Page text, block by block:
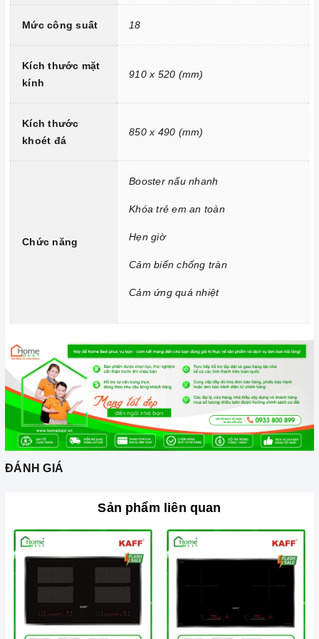
nhanh chóng trên các vùng nấu.
Chức năng Khóa trẻ em:
ngợm bấm lung tung làm thay đổi chương trình nấu gây nguy
hiểm.
Chức năng Hẹn giờ nấu:
gian, an toàn trong quá trình nấu mà món ăn vẫn đảm bảo
được nấu chín, giữ được hương vị và thành phần dinh dưỡng
Chức năng Cảm biến chống tràn:Nếu nước hoặc thức ăn
bị tràn ra mặt bếp, cảm ứng sẽ phát ra tiếng bíp và tự động
tắt để đảm bảo an toàn cho người dùng và giữ cho bếp sạch
sẽ hơn.
Chức năng Cảm ứng quá nhiệt:
Khi nhiệt độ quá cao hơn
mức cho phép thì bếp từ sẽ tự động ngắt và cảnh báo cho
người dùng mã lỗi E1 trên bảng điều khiển.
2. Một số lưu ý khi sử dụng sản phẩm
Lưu ý khi chọn nồi nấu
Lưu ý những chất liệu sau sẽ phù hợp với mặt bếp từ: sắt,
thép không gỉ, gang, gang tráng men hoặc các vật liệu từ
tính.
Các vật liệu không hoạt động trên mặt bếp từ: thủy tinh,
đồng, nhôm, trừ khi đáy nồi có đặc tính từ tính (hút được
nam châm).
rãnh hoặc nồi đáy lõm.
Không sử dụng dụng cụ nấu ăn mỏng hoặc chất lượng thấp,
vì sẽ tạo ra rất nhiều tiếng ồn trong khi nấu, đồng thời dễ ảnh
hưởng không tốt đến bếp từ.
Nên chọn nồi có đường kính đáy phù hợp với vùng nấu,
không nhỏ quá cũng không to quá vì dễ gây ra sự cố không
Mức công suất 18
Kích thước mặt
kính
910 x 520 (mm)
Kích thước
khoét đá
850 x 490 (mm)
Chức năng
Booster nấu nhanh
Khóa trẻ em an toàn
Hẹn giờ
Cảm biến chống tràn
Cảm ứng quá nhiệt
ĐÁNH GIÁ
Sản phẩm liên quan